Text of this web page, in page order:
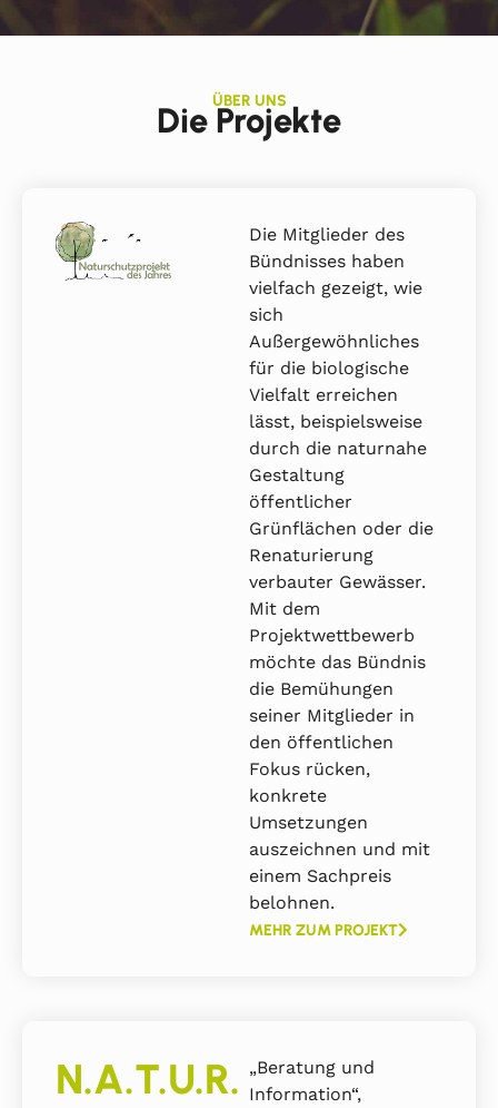
ÜBER UNS
Die Projekte
Die Mitglieder des
Bündnisses haben
vielfach gezeigt, wie
sich
Außergewöhnliches
für die biologische
Vielfalt erreichen
lässt, beispielsweise
durch die naturnahe
Gestaltung
öffentlicher
Grünflächen oder die
Renaturierung
verbauter Gewässer.
Mit dem
Projektwettbewerb
möchte das Bündnis
die Bemühungen
seiner Mitglieder in
den öffentlichen
Fokus rücken,
konkrete
Umsetzungen
auszeichnen und mit
einem Sachpreis
belohnen.
MEHR ZUM PROJEKT
N.A.T.U.R. „Beratung und
Information“,